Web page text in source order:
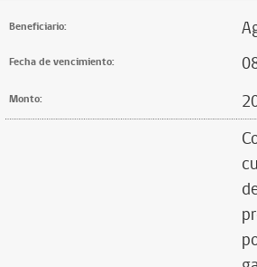
Beneficiario:
Fecha de vencimiento:
Monto: